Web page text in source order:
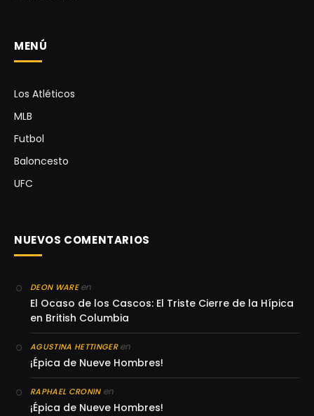
MENÚ
Los Atléticos
MLB
Futbol
Baloncesto
UFC
NUEVOS COMENTARIOS
DEON WAREen
El Ocaso de los Cascos: El Triste Cierre de la Hípica
en British Columbia
AGUSTINA HETTINGERen
¡Épica de Nueve Hombres!
RAPHAEL CRONINen
¡Épica de Nueve Hombres!